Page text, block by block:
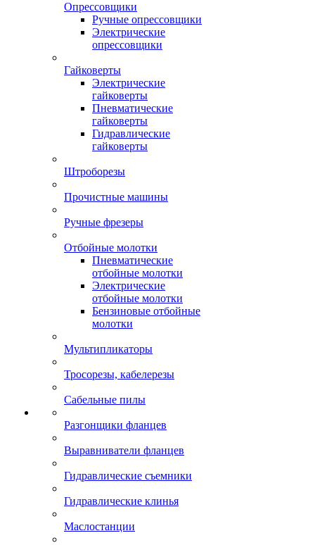
Опрессовщики
Ручные опрессовщики
Электрические
опрессовщики
Гайковерты
Электрические
гайковерты
Пневматические
гайковерты
Гидравлические
гайковерты
Штроборезы
Прочистные машины
Ручные фрезеры
Отбойные молотки
Пневматические
отбойные молотки
Электрические
отбойные молотки
Бензиновые отбойные
молотки
Мультипликаторы
Тросорезы, кабелерезы
Сабельные пилы
Разгонщики фланцев
Выравниватели фланцев
Гидравлические съемники
Гидравлические клинья
Маслостанции